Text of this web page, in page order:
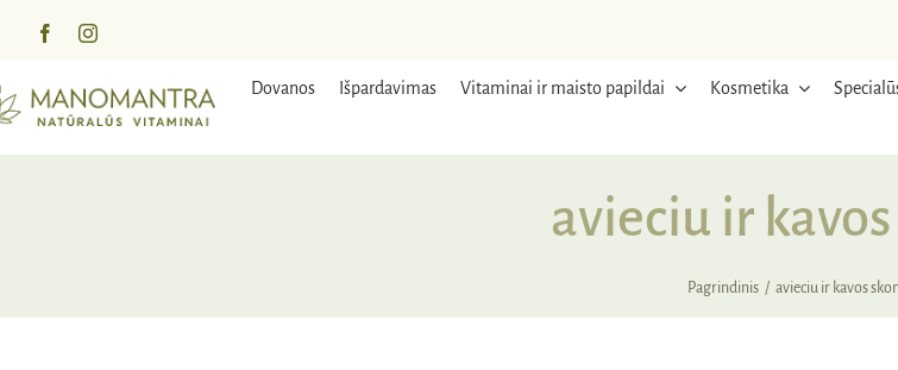
turinį
Dovanos Išpardavimas Vitaminai ir maisto papildai Kosmetika
avieciu ir
Pagrindinis avieciu ir kavos